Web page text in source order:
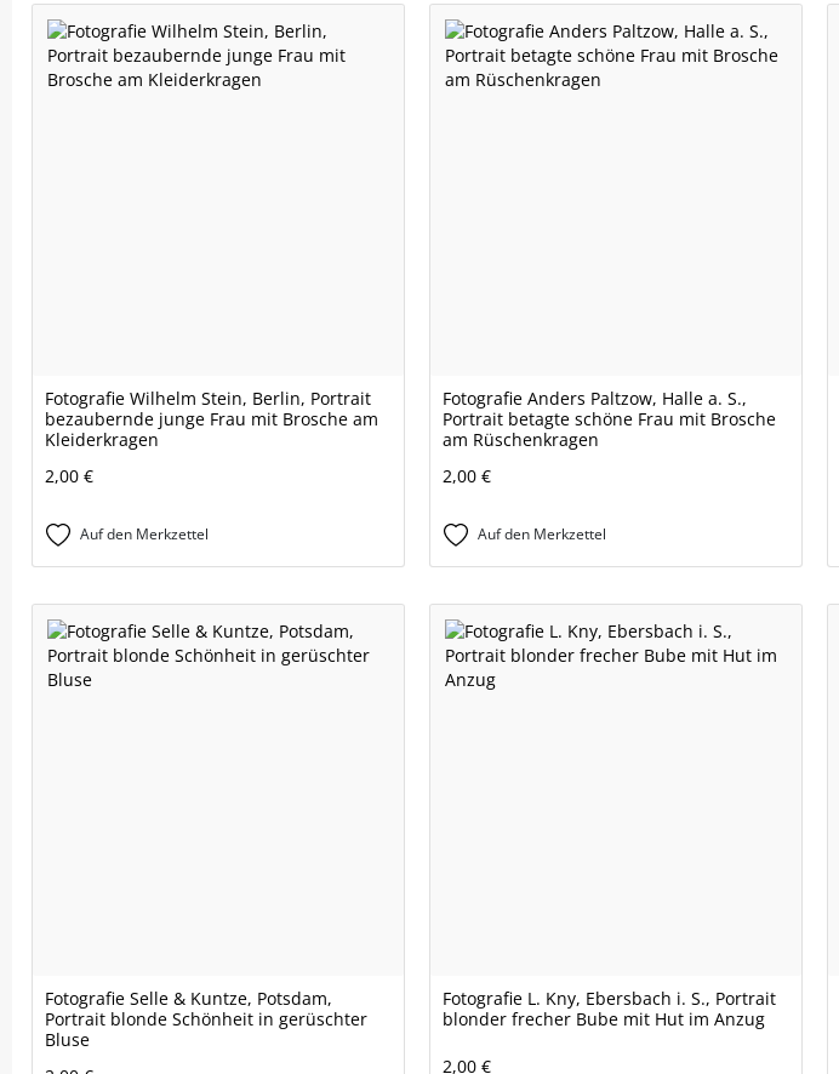
Fotografie Wilhelm Stein, Berlin, Portrait
bezaubernde junge Frau mit Brosche am
Kleiderkragen
2,00 €
Auf den Merkzettel
Fotografie Anders Paltzow, Halle a. S.,
Portrait betagte schöne Frau mit Brosche
am Rüschenkragen
2,00 €
Auf den Merkzettel
Fotografie Selle & Kuntze, Potsdam,
Portrait blonde Schönheit in gerüschter
Bluse
Fotografie L. Kny, Ebersbach i. S., Portrait
blonder frecher Bube mit Hut im Anzug
2,00 €